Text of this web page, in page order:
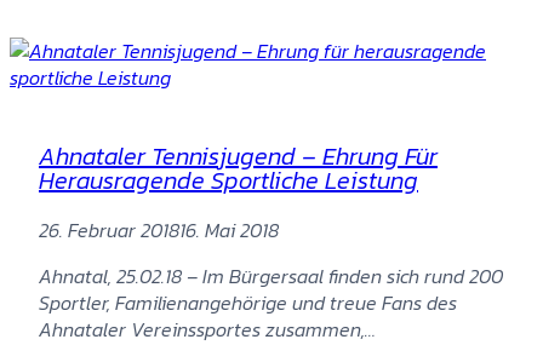
Ahnataler Tennisjugend – Ehrung Für
Herausragende Sportliche Leistung
26. Februar 201816. Mai 2018
Ahnatal, 25.02.18 – Im Bürgersaal finden sich rund 200
Sportler, Familienangehörige und treue Fans des
Ahnataler Vereinssportes zusammen,…